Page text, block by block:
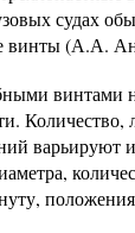
судах
винты (А.А.
винтами
Количество,
варьируют